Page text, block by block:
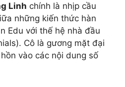
Linh chính là nhịp cầu
những kiến thức hàn
Edu với thế hệ nhà đầu
Cô là gương mặt đại
vào các nội dung số